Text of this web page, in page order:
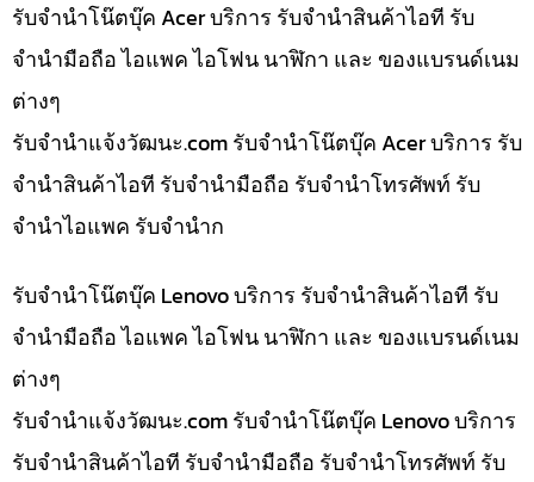
รับจำนำโน๊ตบุ๊ค Acer บริการ รับจำนำสินค้าไอที รับ
จำนำมือถือ ไอแพค ไอโฟน นาฬิกา และ ของแบรนด์เนม
ต่างๆ
รับจํานําแจ้งวัฒนะ.com รับจำนำโน๊ตบุ๊ค Acer บริการ รับ
จำนำสินค้าไอที รับจำนำมือถือ รับจำนำโทรศัพท์ รับ
จำนำไอแพค รับจำนำก
รับจำนำโน๊ตบุ๊ค Lenovo บริการ รับจำนำสินค้าไอที รับ
จำนำมือถือ ไอแพค ไอโฟน นาฬิกา และ ของแบรนด์เนม
ต่างๆ
รับจํานําแจ้งวัฒนะ.com รับจำนำโน๊ตบุ๊ค Lenovo บริการ
รับจำนำสินค้าไอที รับจำนำมือถือ รับจำนำโทรศัพท์ รับ